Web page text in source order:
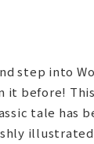
step into
it before!
tale has
illustrated